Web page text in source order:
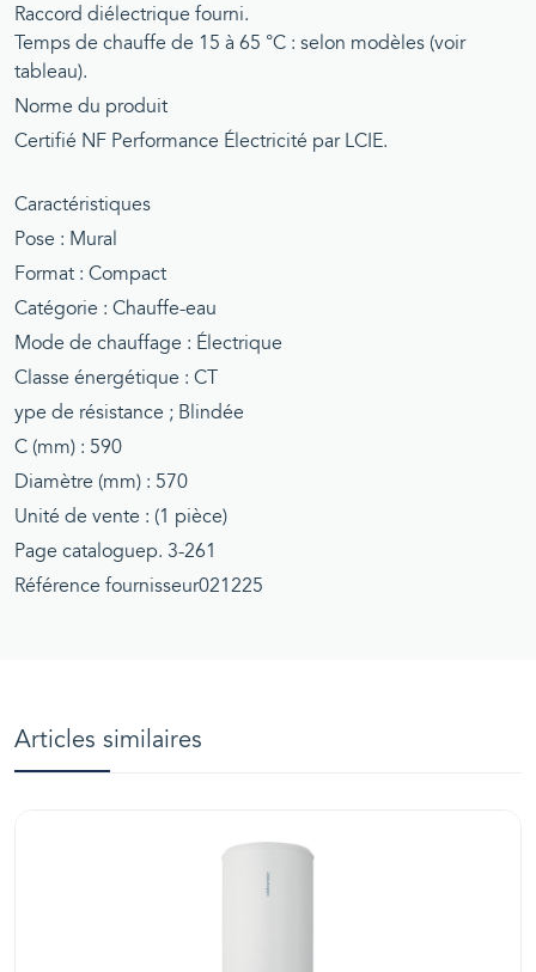
Raccord diélectrique fourni.
Temps de chauffe de 15 à 65 °C : selon modèles (voir
tableau).
Norme du produit
Certifié NF Performance Électricité par LCIE.
Caractéristiques
Pose : Mural
Format : Compact
Catégorie : Chauffe-eau
Mode de chauffage : Électrique
Classe énergétique : CT
ype de résistance ; Blindée
C (mm) : 590
Diamètre (mm) : 570
Unité de vente : (1 pièce)
Page cataloguep. 3-261
Référence fournisseur021225
Articles similaires